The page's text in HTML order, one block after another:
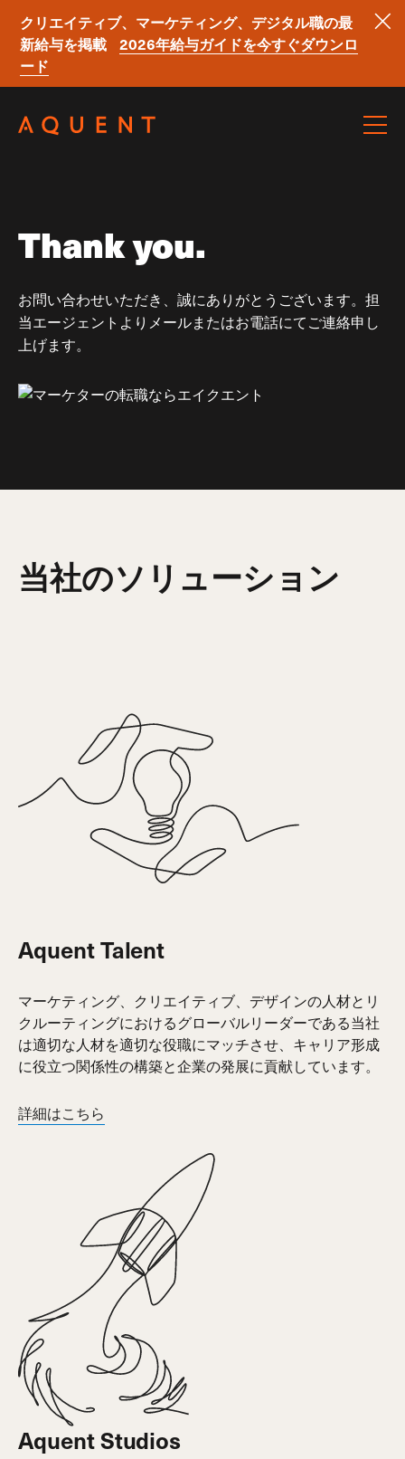
クリエイティブ、マーケティング、デジタル職の最
新給与を掲載
2026年給与ガイドを今すぐダウンロ
ード
Thank you.
お問い合わせいただき、誠にありがとうございます。担
当エージェントよりメールまたはお電話にてご連絡申し
上げます。
当社のソリューション
Aquent Talent
マーケティング、クリエイティブ、デザインの人材とリ
クルーティングにおけるグローバルリーダーである当社
は適切な人材を適切な役職にマッチさせ、キャリア形成
に役立つ関係性の構築と企業の発展に貢献しています。
詳細はこちら
Aquent Studios